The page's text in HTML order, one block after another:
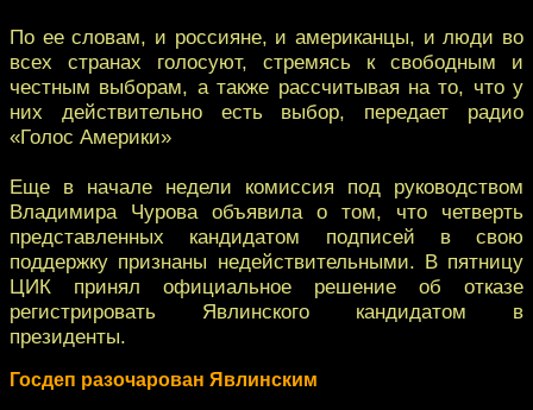
По ее словам, и россияне, и американцы, и люди во
всех странах голосуют, стремясь к свободным и
честным выборам, а также рассчитывая на то, что у
них действительно есть выбор, передает радио
«Голос Америки»
Еще в начале недели комиссия под руководством
Владимира Чурова объявила о том, что четверть
представленных кандидатом подписей в свою
поддержку признаны недействительными. В пятницу
ЦИК принял официальное решение об отказе
регистрировать Явлинского кандидатом в
президенты.
Госдеп разочарован Явлинским